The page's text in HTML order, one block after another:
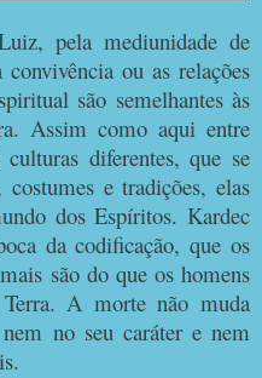
pela mediunidade de
ou as relações
são semelhantes às
Assim como aqui entre
diferentes, que se
costumes e tradições, elas
dos Espíritos. Kardec
da codificação, que os
são do que os homens
A morte não muda
nem no seu caráter e nem